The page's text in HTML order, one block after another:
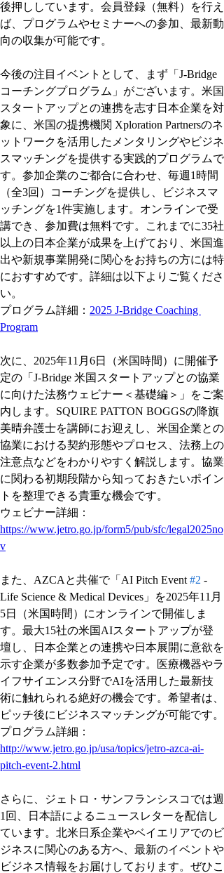
後押ししています。会員登録（無料）を行え
ば、プログラムやセミナーへの参加、最新動
向の収集が可能です。
今後の注目イベントとして、まず「J-Bridge
コーチングプログラム」がございます。米国
スタートアップとの連携を志す日本企業を対
象に、米国の提携機関 Xploration Partnersのネ
ットワークを活用したメンタリングやビジネ
スマッチングを提供する実践的プログラムで
す。参加企業のご都合に合わせ、毎週1時間
（全3回）コーチングを提供し、ビジネスマ
ッチングを1件実施します。オンラインで受
講でき、参加費は無料です。これまでに35社
以上の日本企業が成果を上げており、米国進
出や新規事業開発に関心をお持ちの方には特
におすすめです。詳細は以下よりご覧くださ
い。
プログラム詳細： 2025 J-Bridge Coaching
Program
次に、2025年11月6日（米国時間）に開催予
定の「J-Bridge 米国スタートアップとの協業
に向けた法務ウェビナー＜基礎編＞」をご案
内します。SQUIRE PATTON BOGGSの降旗
美晴弁護士を講師にお迎えし、米国企業との
協業における契約形態やプロセス、法務上の
注意点などをわかりやすく解説します。協業
に関わる初期段階から知っておきたいポイン
トを整理できる貴重な機会です。
ウェビナー詳細：
https://www.jetro.go.jp/form5/pub/sfc/legal2025no
v
また、AZCAと共催で「AI Pitch Event #2 -
Life Science & Medical Devices」を2025年11月
5日（米国時間）にオンラインで開催しま
す。最大15社の米国AIスタートアップが登
壇し、日本企業との連携や日本展開に意欲を
示す企業が多数参加予定です。医療機器やラ
イフサイエンス分野でAIを活用した最新技
術に触れられる絶好の機会です。希望者は、
ピッチ後にビジネスマッチングが可能です。
プログラム詳細：
http://www.jetro.go.jp/usa/topics/jetro-azca-ai-
pitch-event-2.html
さらに、ジェトロ・サンフランシスコでは週
1回、日本語によるニュースレターを配信し
ています。北米日系企業やベイエリアでのビ
ジネスに関心のある方へ、最新のイベントや
ビジネス情報をお届けしております。ぜひこ